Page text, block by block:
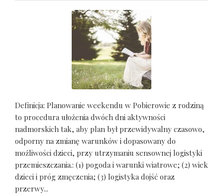
Definicja: Planowanie weekendu w Pobierowie z rodziną
to procedura ułożenia dwóch dni aktywności
nadmorskich tak, aby plan był przewidywalny czasowo,
odporny na zmianę warunków i dopasowany do
możliwości dzieci, przy utrzymaniu sensownej logistyki
przemieszczania.: (1) pogoda i warunki wiatrowe; (2) wiek
dzieci i próg zmęczenia; (3) logistyka dojść oraz
przerwy...